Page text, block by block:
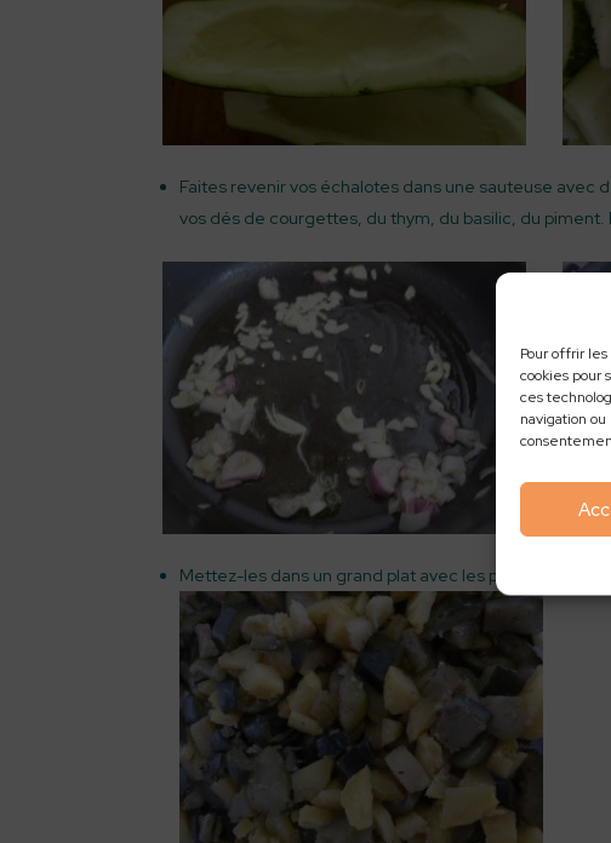
Pour offrir
cookies pour
ces
navigation
Faites revenir vos échalotes dans une sauteuse avec
vos dés de courgettes, du thym, du basilic, du piment.
Mettez-les dans un grand plat avec les pommes de